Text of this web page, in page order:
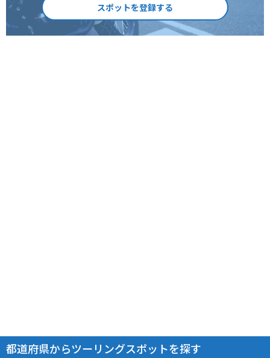
スポットを登録する
都道府県からツーリングスポットを探す